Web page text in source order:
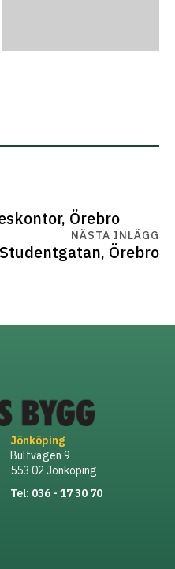
Örebro
NÄSTA INLÄGG
Örebro
Jönköping
Bultvägen 9
553 02 Jönköping
Tel: 036 - 17 30 70